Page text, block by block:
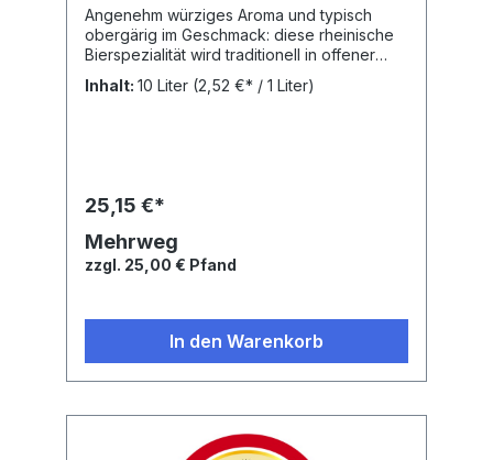
Angenehm würziges Aroma und typisch
obergärig im Geschmack: diese rheinische
Bierspezialität wird traditionell in offener
Gärung und nach dem Reinheitsgebot von
1516 gebraut. Bei den wertvollen Zutaten
gZutaten: Wasser, GERSTENMALZ, Hopfen
Alkohol: 4,8 vol. % Alk.
Inhalt: 10 Liter (2,52 €* / 1 Liter)
25,15 €*
Mehrweg
zzgl. 25,00 € Pfand
In den Warenkorb